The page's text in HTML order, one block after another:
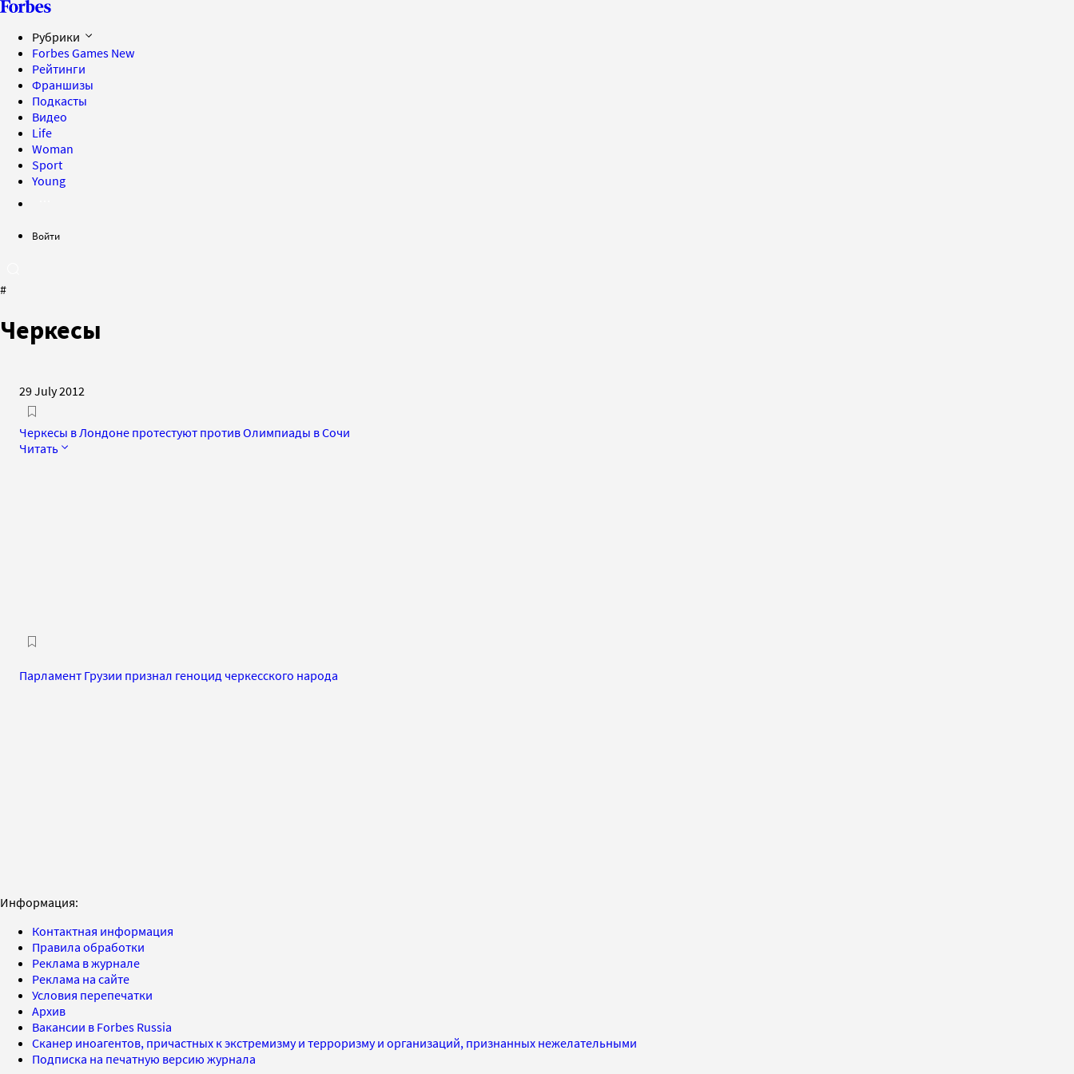
Рубрики
Forbes Games New
Рейтинги
Франшизы
Подкасты
Видео
Life
Woman
Sport
Young
Войти
#
Черкесы
29 July 2012
Черкесы в Лондоне протестуют против Олимпиады в Сочи
Читать
Парламент Грузии признал геноцид черкесского народа
Информация:
Контактная информация
Правила обработки
Реклама в журнале
Реклама на сайте
Условия перепечатки
Архив
Вакансии в Forbes Russia
Сканер иноагентов, причастных к экстремизму и терроризму и организаций, признанных нежелательными
Подписка на печатную версию журнала